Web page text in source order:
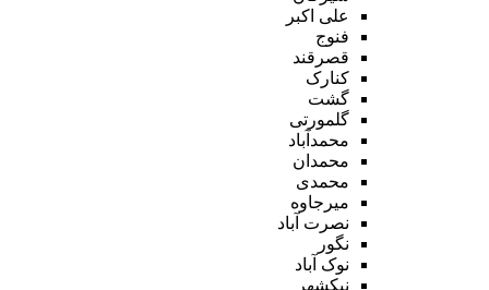
علی اکبر
فنوج
قصرقند
کنارک
گشت
گلمورتی
محمدآباد
محمدان
محمدی
میرجاوه
نصرت آباد
نگور
نوک آباد
نیکشهر